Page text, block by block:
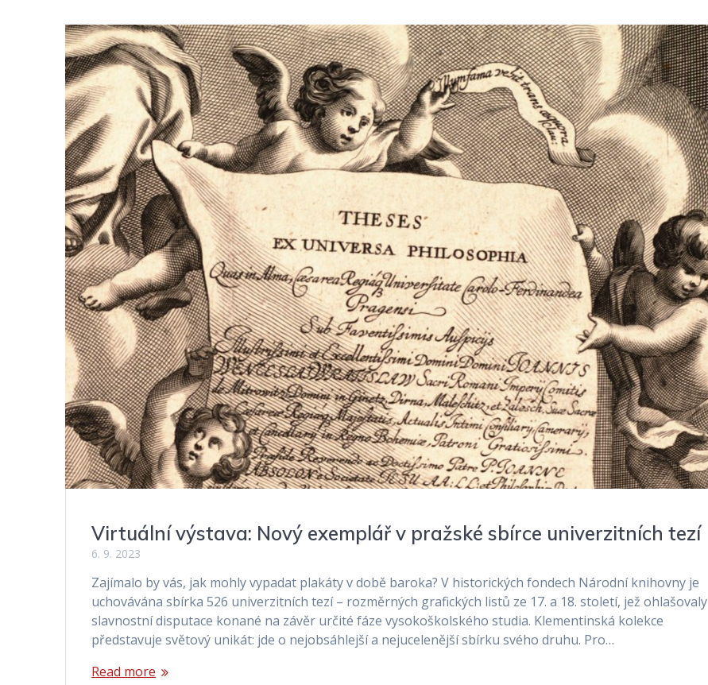
Virtuální výstava: Nový exemplář v pražské sbírce univerzitních tezí
6. 9. 2023
Zajímalo by vás, jak mohly vypadat plakáty v době baroka? V historických fondech Národní knihovny je
uchovávána sbírka 526 univerzitních tezí – rozměrných grafických listů ze 17. a 18. století, jež ohlašovaly
slavnostní disputace konané na závěr určité fáze vysokoškolského studia. Klementinská kolekce
představuje světový unikát: jde o nejobsáhlejší a nejucelenější sbírku svého druhu. Pro…
Read more